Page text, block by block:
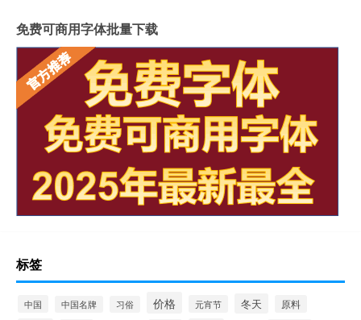
免费可商用字体批量下载
标签
中国 中国名牌 习俗 价格 元宵节 冬天 原料